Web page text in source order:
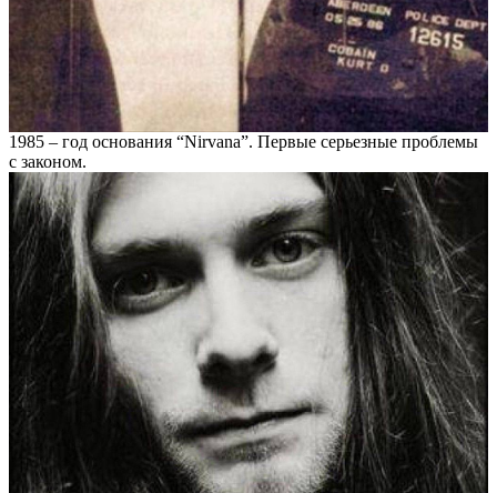
1985 – год основания “Nirvana”. Первые серьезные проблемы
с законом.